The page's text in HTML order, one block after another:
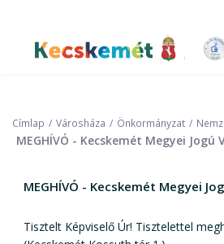
tartalomra
Kecskemét Város
Címlap Városháza Önkormányzat
MEGHÍVÓ - Kecskemét Megyei
MEGHÍVÓ - Kecskemét Megyei
Tisztelt Képviselő Úr! Tisztelettel